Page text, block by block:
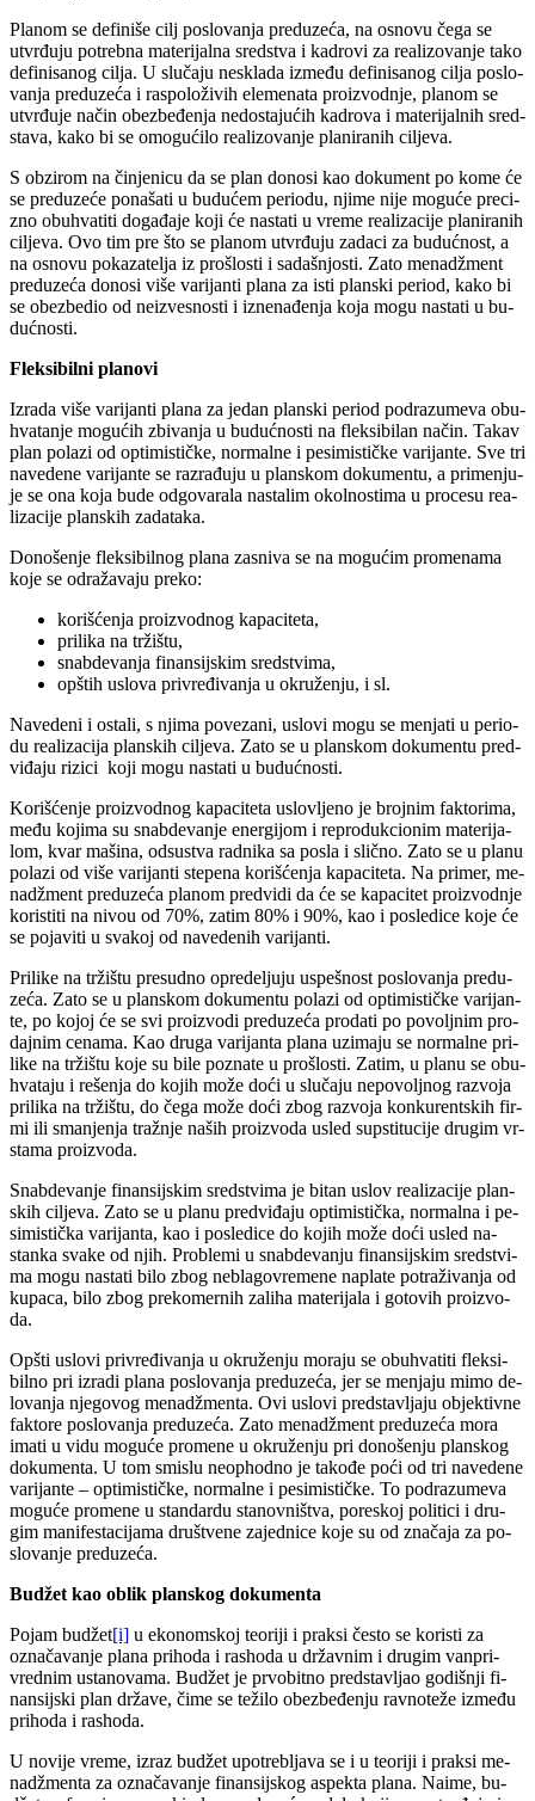
Pla­nom se de­fi­ni­še cilj po­slo­va­nja pred­u­ze­ća, na osno­vu če­ga se
utvr­đu­ju po­treb­na ma­te­ri­jal­na sred­stva i ka­dro­vi za re­a­li­zo­va­nje ta­ko
de­fi­ni­sa­nog ci­lja. U slu­ča­ju ne­skla­da iz­me­đu de­fi­ni­sa­nog ci­lja po­slo­
va­nja pred­u­ze­ća i ras­po­lo­ži­vih ele­me­na­ta pro­iz­vod­nje, pla­nom se
utvr­đu­je na­čin obez­be­đe­nja ne­do­sta­ju­ćih ka­dro­va i ma­te­ri­jal­nih sred­
sta­va, ka­ko bi se omo­gu­ći­lo re­a­li­zo­va­nje pla­ni­ra­nih ci­lje­va.
S ob­zi­rom na či­nje­ni­cu da se plan do­no­si kao do­ku­ment po ko­me će
se pred­u­ze­će po­na­ša­ti u bu­du­ćem pe­ri­o­du, nji­me ni­je mo­gu­će pre­ci­
zno ob­u­hva­ti­ti do­ga­đa­je ko­ji će na­sta­ti u vre­me re­a­li­za­ci­je pla­ni­ra­nih
ci­lje­va. Ovo tim pre što se pla­nom utvr­đu­ju za­da­ci za bu­duć­nost, a
na osno­vu po­ka­za­te­lja iz pro­šlo­sti i sa­da­šnjo­sti. Za­to me­nadž­ment
pred­u­ze­ća do­no­si vi­še va­ri­jan­ti pla­na za isti plan­ski pe­riod, ka­ko bi
se obez­be­dio od ne­iz­ve­sno­sti i iz­ne­na­đe­nja ko­ja mo­gu na­sta­ti u bu­
duć­no­sti.
Flek­si­bil­ni pla­no­vi
Iz­ra­da vi­še va­ri­jan­ti pla­na za je­dan plan­ski pe­riod pod­ra­zu­me­va ob­u­
hva­ta­nje mo­gu­ćih zbi­va­nja u bu­duć­no­sti na flek­si­bi­lan na­čin. Ta­kav
plan po­la­zi od op­ti­mi­stič­ke, nor­mal­ne i pe­si­mi­stič­ke va­ri­jan­te. Sve tri
na­ve­de­ne va­ri­jan­te se raz­ra­đu­ju u plan­skom do­ku­men­tu, a pri­me­nju­
je se ona ko­ja bu­de od­go­va­ra­la na­sta­lim okol­no­sti­ma u pro­ce­su re­a­
li­za­ci­je plan­skih za­da­ta­ka.
Do­no­še­nje flek­si­bil­nog pla­na za­sni­va se na mo­gu­ćim pro­me­na­ma
ko­je se od­ra­ža­va­ju pre­ko:
ko­ri­šće­nja pro­iz­vod­nog ka­pa­ci­te­ta,
pri­li­ka na tr­ži­štu,
snab­de­va­nja fi­nan­sij­skim sred­stvi­ma,
op­štih uslo­va pri­vre­đi­va­nja u okru­že­nju, i sl.
Na­ve­de­ni i osta­li, s nji­ma po­ve­za­ni, uslo­vi mo­gu se me­nja­ti u pe­ri­o­
du re­a­li­za­ci­ja plan­skih ci­lje­va. Za­to se u plan­skom do­ku­men­tu pred­
vi­đa­ju ri­zi­ci ko­ji mo­gu na­sta­ti u bu­duć­no­sti.
Ko­ri­šće­nje pro­iz­vodnog ka­pa­ci­te­ta uslo­vlje­no je broj­nim fak­to­ri­ma,
me­đu ko­ji­ma su snab­de­va­nje ener­gi­jom i re­pro­duk­ci­o­nim ma­te­ri­ja­
lom, kvar ma­ši­na, od­su­stva rad­ni­ka sa po­sla i slič­no. Za­to se u pla­nu
po­la­zi od vi­še va­ri­jan­ti ste­pe­na ko­ri­šće­nja ka­pa­ci­te­ta. Na pri­mer, me­
nadž­ment pred­u­ze­ća pla­nom pred­vi­di da će se ka­pa­ci­tet pro­iz­vod­nje
ko­ri­sti­ti na ni­vou od 70%, za­tim 80% i 90%, kao i po­sle­di­ce ko­je će
se po­ja­vi­ti u sva­koj od na­ve­de­nih va­ri­jan­ti.
Pri­li­ke na tr­ži­štu pre­sud­no opre­de­lju­ju uspe­šnost po­slo­va­nja pred­u­
ze­ća. Za­to se u plan­skom do­ku­men­tu po­la­zi od op­ti­mi­stič­ke va­ri­jan­
te, po ko­joj će se svi pro­iz­vo­di pred­u­ze­ća pro­da­ti po po­volj­nim pro­
daj­nim ce­na­ma. Kao dru­ga va­ri­jan­ta pla­na uzi­ma­ju se nor­mal­ne pri­
li­ke na tr­ži­štu ko­je su bi­le po­zna­te u pro­šlo­sti. Za­tim, u pla­nu se ob­u­
hva­ta­ju i re­še­nja do ko­jih mo­že do­ći u slu­ča­ju ne­po­volj­nog raz­vo­ja
pri­li­ka na tr­ži­štu, do če­ga mo­že do­ći zbog raz­vo­ja kon­ku­rent­skih fir­
mi ili sma­nje­nja tra­žnje na­ših pro­iz­vo­da usled sup­sti­tu­ci­je dru­gim vr­
sta­ma pro­iz­vo­da.
Snab­de­va­nje fi­nan­sij­skim sred­stvi­ma je bi­tan uslov re­a­li­za­ci­je plan­
skih ci­lje­va. Za­to se u pla­nu pred­vi­đa­ju op­ti­mi­stič­ka, nor­mal­na i pe­
si­mi­stič­ka va­ri­jan­ta, kao i po­sle­di­ce do ko­jih mo­že do­ći usled na­
stan­ka sva­ke od njih. Pro­ble­mi u snab­de­va­nju fi­nan­sij­skim sred­stvi­
ma mo­gu na­sta­ti bi­lo zbog ne­bla­go­vre­me­ne na­pla­te po­tra­ži­va­nja od
ku­pa­ca, bi­lo zbog pre­ko­mer­nih za­li­ha ma­te­ri­ja­la i go­to­vih pro­iz­vo­
da.
Op­šti uslo­vi pri­vre­đi­va­nja u okru­že­nju mo­ra­ju se ob­u­hva­ti­ti flek­si­
bil­no pri iz­ra­di pla­na po­slo­va­nja pred­u­ze­ća, jer se me­nja­ju mi­mo de­
lo­va­nja nje­go­vog me­nadž­men­ta. Ovi uslo­vi pred­sta­vlja­ju objek­tiv­ne
fak­to­re po­slo­va­nja pred­u­ze­ća. Za­to me­nadž­ment pred­u­ze­ća mo­ra
ima­ti u vi­du mo­gu­će pro­me­ne u okru­že­nju pri do­no­še­nju plan­skog
do­ku­men­ta. U tom smi­slu neo­p­hod­no je ta­ko­đe po­ći od tri na­ve­de­ne
va­ri­jan­te – op­ti­mi­stič­ke, nor­mal­ne i pe­si­mi­stič­ke. To pod­ra­zu­me­va
mo­gu­će pro­me­ne u stan­dar­du sta­nov­ni­štva, po­re­skoj po­li­ti­ci i dru­
gim ma­ni­fe­sta­ci­ja­ma dru­štve­ne za­jed­ni­ce ko­je su od zna­ča­ja za po­
slo­va­nje pred­u­ze­ća.
Bu­džet kao ob­lik plan­skog do­ku­men­ta
Po­jam bu­džet[i] u eko­nom­skoj te­o­ri­ji i prak­si če­sto se ko­ri­sti za
ozna­ča­va­nje pla­na pri­ho­da i ras­ho­da u dr­žav­nim i dru­gim van­pri­
vred­nim usta­no­va­ma. Bu­džet je pr­vo­bit­no pred­sta­vljao go­di­šnji fi­
nan­sij­ski plan dr­ža­ve, či­me se te­ži­lo obez­be­đe­nju rav­no­te­že iz­me­đu
pri­ho­da i ras­ho­da.
U no­vi­je vre­me, iz­raz bu­džet upo­tre­blja­va se i u te­o­ri­ji i prak­si me­
nadž­men­ta za ozna­ča­va­nje fi­nan­sij­skog aspek­ta pla­na. Na­i­me, bu­